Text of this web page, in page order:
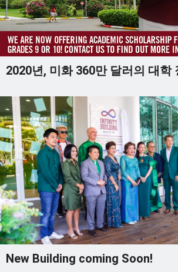
2020년, 미화 360만 달러의 대학
New Building coming Soon!